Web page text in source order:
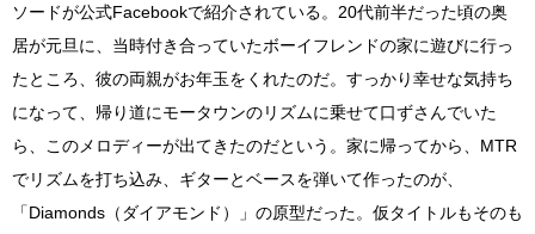
ソードが公式Facebookで紹介されている。20代前半だった頃の奥
居が元旦に、当時付き合っていたボーイフレンドの家に遊びに行っ
たところ、彼の両親がお年玉をくれたのだ。すっかり幸せな気持ち
になって、帰り道にモータウンのリズムに乗せて口ずさんでいた
ら、このメロディーが出てきたのだという。家に帰ってから、MTR
でリズムを打ち込み、ギターとベースを弾いて作ったのが、
「Diamonds（ダイアモンド）」の原型だった。仮タイトルもそのも